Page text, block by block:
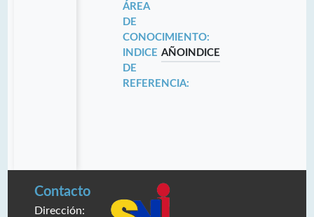
ÁREA
DE
CONOCIMIENTO:
INDICE
DE
REFERENCIA:
AÑO INDICE
Contacto
Dirección: